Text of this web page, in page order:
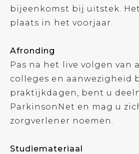
bijeenkomst bij uitstek.
plaats in het voorjaar.
Afronding
Pas na het live volgen van
colleges en aanwezigheid
praktijkdagen, bent u
ParkinsonNet en mag u
zorgverlener noemen.
Studiemateriaal